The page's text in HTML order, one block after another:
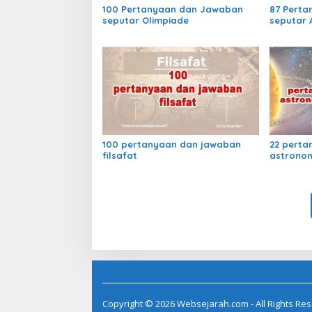
100 Pertanyaan dan Jawaban
seputar Olimpiade
87
seputar
100 pertanyaan dan jawaban
filsafat
22
Copyright © 2026 Websejarah.com - All Rights